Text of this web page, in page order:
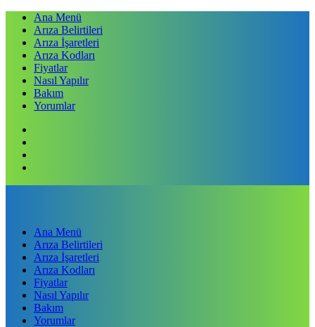
Ana Menü
Arıza Belirtileri
Arıza İşaretleri
Arıza Kodları
Fiyatlar
Nasıl Yapılır
Bakım
Yorumlar
Ana Menü
Arıza Belirtileri
Arıza İşaretleri
Arıza Kodları
Fiyatlar
Nasıl Yapılır
Bakım
Yorumlar